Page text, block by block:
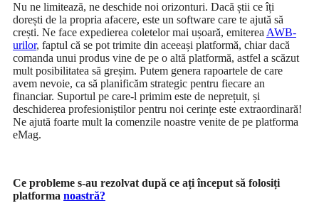
Nu ne limitează, ne deschide noi orizonturi. Dacă știi ce îți
dorești de la propria afacere, este un software care te ajută să
crești. Ne face expedierea coletelor mai ușoară, emitereaAWB-
urilor, faptul că se pot trimite din aceeași platformă, chiar dacă
comanda unui produs vine de pe o altă platformă, astfel a scăzut
mult posibilitatea să greșim. Putem genera rapoartele de care
avem nevoie, ca să planificăm strategic pentru fiecare an
financiar. Suportul pe care-l primim este de neprețuit, și
deschiderea profesioniștilor pentru noi cerințe este extraordinară!
Ne ajută foarte mult la comenzile noastre venite de pe platforma
eMag.
Ce probleme s-au rezolvat după ce ați început să folosiți
platforma noastră?